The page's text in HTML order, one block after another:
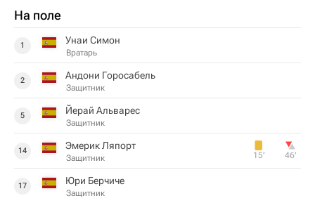
На поле
1 Унаи Симон
Вратарь
2 Андони Горосабель
Защитник
5 Йерай Альварес
Защитник
14 Эмерик Ляпорт
Защитник 15‎’‎ 46‎’‎
17 Юри Берчиче
Защитник